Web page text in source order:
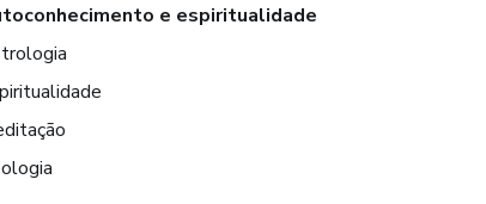
e espiritualidade